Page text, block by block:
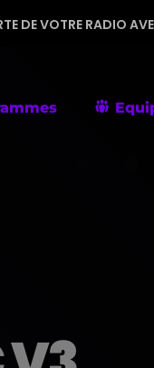
RADIO AVEC UNE